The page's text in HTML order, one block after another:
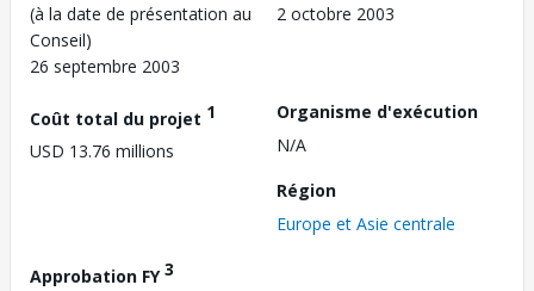
(à la date de présentation au
Conseil)
26 septembre 2003
2 octobre 2003
Coût total du projet 1
USD 13.76 millions
Organisme d'exécution
N/A
Région
Europe et Asie centrale
Approbation FY3